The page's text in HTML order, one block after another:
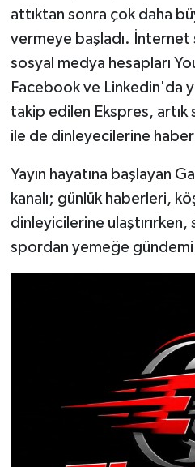
attıktan sonra çok daha
vermeye başladı. İnternet
sosyal medya hesapları
Facebook ve Linkedin'da
takip edilen Ekspres,
ile de dinleyecilerine
Yayın hayatına başlayan
kanalı; günlük haberleri,
dinleyicilerine
spordan yemeğe